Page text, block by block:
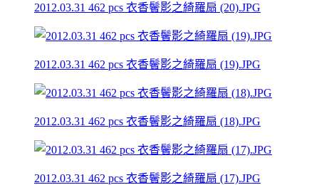
2012.03.31 462 pcs 衣香鬢影之綺羅扇 (20).JPG
2012.03.31 462 pcs 衣香鬢影之綺羅扇 (19).JPG
2012.03.31 462 pcs 衣香鬢影之綺羅扇 (18).JPG
2012.03.31 462 pcs 衣香鬢影之綺羅扇 (17).JPG